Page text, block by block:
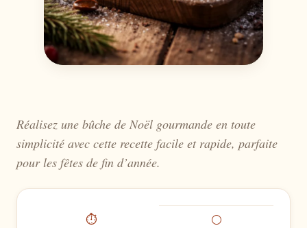
Réalisez une bûche de Noël gourmande en toute
simplicité avec cette recette facile et rapide, parfaite
pour les fêtes de fin d’année.
⏱ ⚪